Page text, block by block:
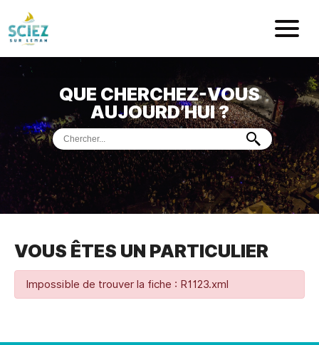
Mairie de
ACCUEIL
VOTREMAIRIE
VIEPRATIQUE
DÉMARCHES & SERVICES
PORTDE PLAISANCE
MUSÉEDE PRÉHISTOIRE ET
QUE CHERCHEZ-VOUS
AUJOURD’HUI ?
VOUS ÊTES UN PARTICULIER
Impossible de trouver la fiche : R1123.xml